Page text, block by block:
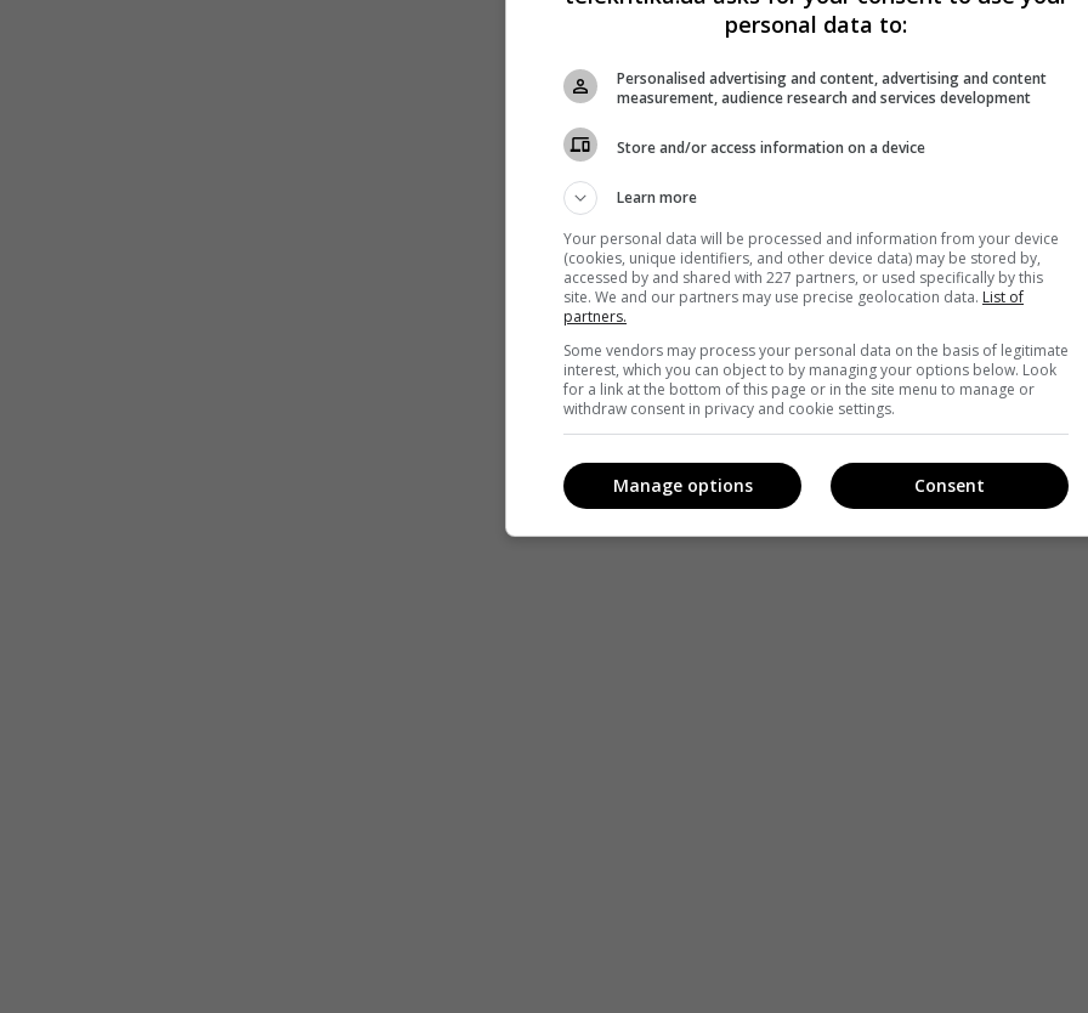
personal data to:
Personalised advertising and content, advertising and content
measurement, audience research and services development
Store and/or access information on a device
Learn more
Your personal data will be processed and information from your device
(cookies, unique identifiers, and other device data) may be stored by,
accessed by and shared with 227 partners, or used specifically by this
site. We and our partners may use precise geolocation data. List of
partners.
Some vendors may process your personal data on the basis of legitimate
interest, which you can object to by managing your options below. Look
for a link at the bottom of this page or in the site menu to manage or
withdraw consent in privacy and cookie settings.
Consent
Manage options